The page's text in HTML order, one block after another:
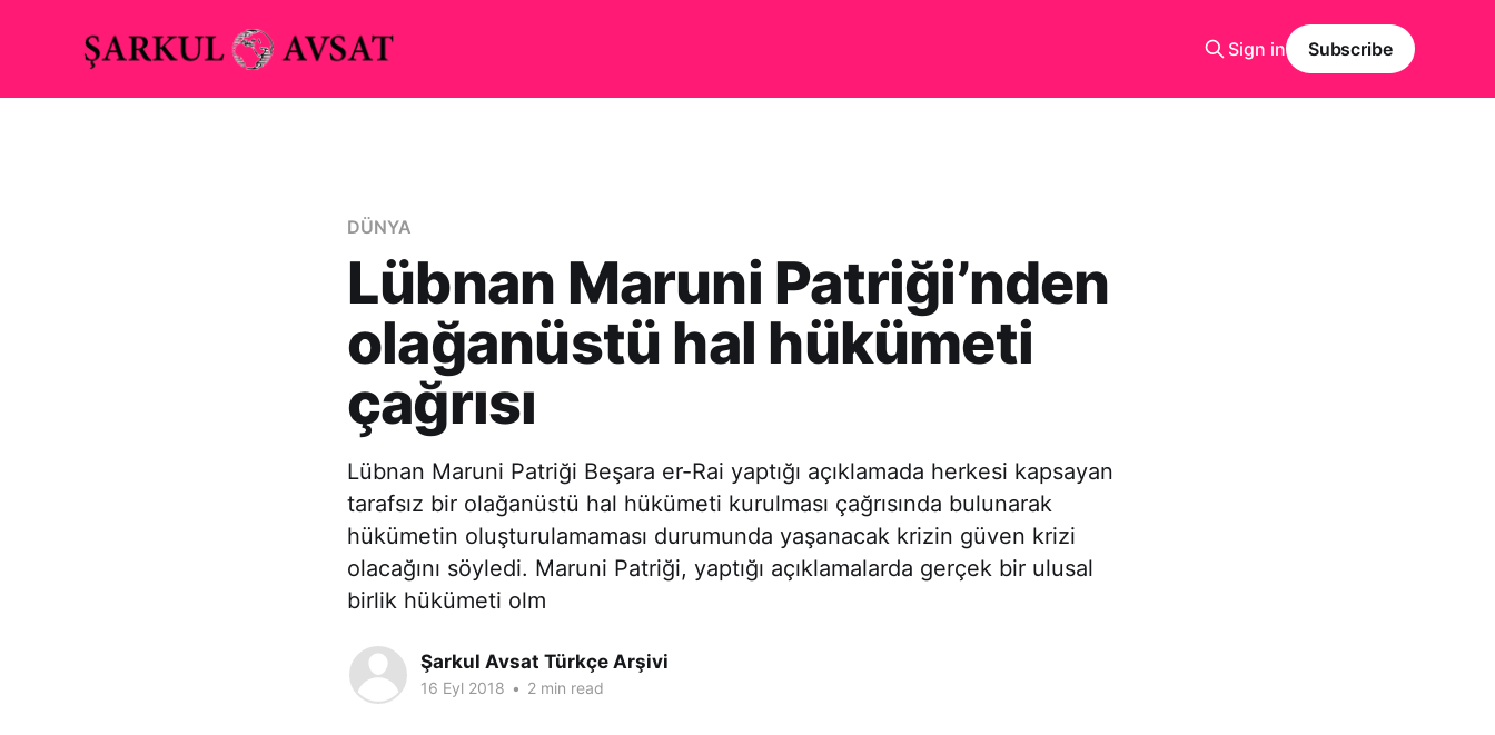
Sign in Subscribe
DÜNYA
Lübnan Maruni Patriği’nden
olağanüstü hal hükümeti
çağrısı
Lübnan Maruni Patriği Beşara er-Rai yaptığı açıklamada herkesi kapsayan
tarafsız bir olağanüstü hal hükümeti kurulması çağrısında bulunarak
hükümetin oluşturulamaması durumunda yaşanacak krizin güven krizi
olacağını söyledi. Maruni Patriği, yaptığı açıklamalarda gerçek bir ulusal
birlik hükümeti olm
Şarkul Avsat Türkçe Arşivi
16 Eyl 2018 • 2 min read